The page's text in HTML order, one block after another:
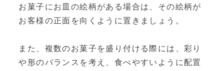
お菓子にお皿の絵柄がある場合は、その絵柄が
お客様の正面を向くように置きましょう。
また、複数のお菓子を盛り付ける際には、彩り
や形のバランスを考え、食べやすいように配置